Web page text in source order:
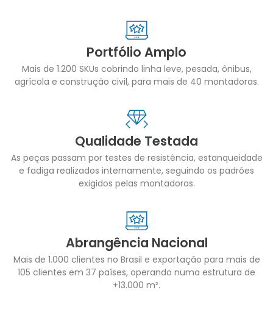
Portfólio Amplo
Mais de 1.200 SKUs cobrindo linha leve, pesada, ônibus,
agrícola e construção civil, para mais de 40 montadoras.
Qualidade Testada
As peças passam por testes de resistência, estanqueidade
e fadiga realizados internamente, seguindo os padrões
exigidos pelas montadoras.
Abrangência Nacional
Mais de 1.000 clientes no Brasil e exportação para mais de
105 clientes em 37 países, operando numa estrutura de
+13.000 m².